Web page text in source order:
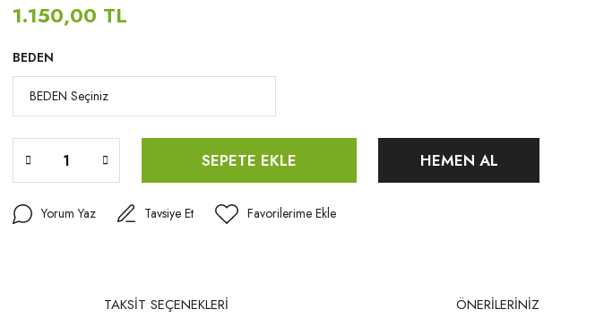
1.150,00 TL
BEDEN
SEPETE EKLE HEMEN AL
Yorum Yaz Tavsiye Et
TAKSİT SEÇENEKLERİ ÖNERİLERİNİZ